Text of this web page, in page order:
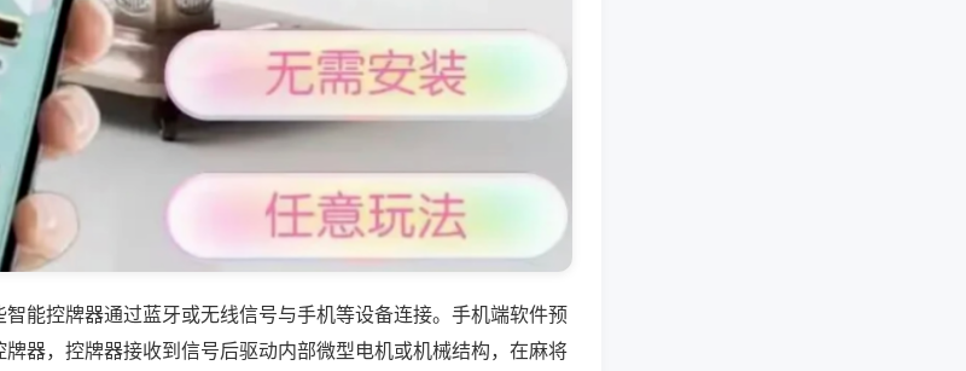
能控牌器通过蓝牙或无线信号与手机等设备连接。手机端软件预
器，控牌器接收到信号后驱动内部微型电机或机械结构，在麻将